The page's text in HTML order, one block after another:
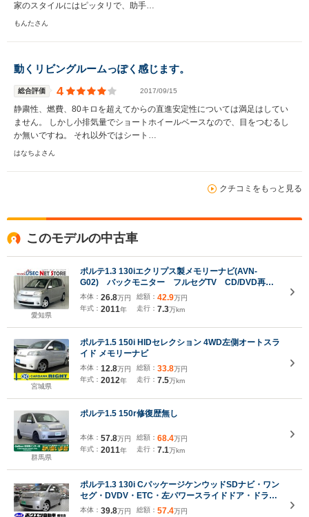
家のスタイルにはピッタリで、助手…
もんたさん
動くリビングルームっぽく感じます。
総合評価 4 2017/09/15
静粛性、燃費、80キロを超えてからの直進安定性については満足はしてい
ません。 しかし小排気量でショートホイールベースなので、目をつむるし
か無いですね。 それ以外ではシート…
はなちよさん
クチコミをもっと見る
このモデルの中古車
愛知県
ポルテ1.3 130iエクリプス製メモリーナビ(AVN-
G02) バックモニター フルセグTV CD/DVD再
生 ユピテル360°ドライブレコーダー ETC 車両取
説 フロアマット 左側パワースライドドア キーレ
スエントリー
本体： 26.8万円
年式： 2011年
総額： 42.9万円
走行： 7.3万km
宮城県
ポルテ1.5 150i HIDセレクション 4WD左側オートスラ
イド メモリーナビ
本体： 12.8万円
年式： 2012年
総額： 33.8万円
走行： 7.5万km
群馬県
ポルテ1.5 150r修復歴無し
本体： 57.8万円
年式： 2011年
総額： 68.4万円
走行： 7.1万km
ポルテ1.3 130i CパッケージケンウッドSDナビ・ワン
セグ・DVDV・ETC・左パワースライドドア・ドラレ
コ360度・HIDライト
本体： 39.8万円
総額： 57.4万円